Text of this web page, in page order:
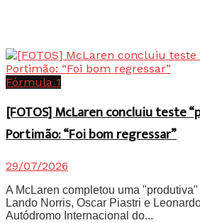
Fórmula 1
[FOTOS] McLaren concluiu teste
Portimão: “Foi bom regressar”
29/07/2026
A McLaren completou uma
Lando Norris, Oscar Piastri e
Autódromo Internacional do...